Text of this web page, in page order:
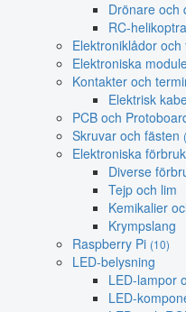
Drönare och
RC-
Elektroniklådor och
Elektroniska
Kontakter och
Elektrisk
PCB och
Skruvar och fästen
Elektroniska
Diverse
Tejp och lim
Kemikalier
Krympslang
Raspberry Pi (10)
LED-belysning
LED-lampor
LED-